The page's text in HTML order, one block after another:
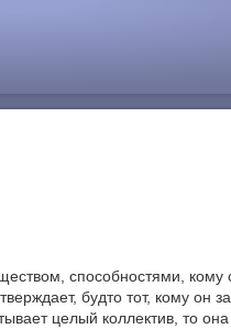
способностями, кому
будто тот, кому он
целый коллектив, то